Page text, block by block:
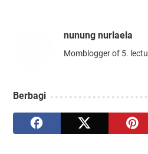
nunung nurlaela
Momblogger of 5.
Berbagi